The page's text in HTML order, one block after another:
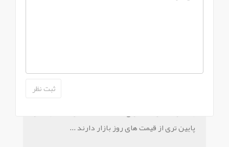
تخفيف ويژه
پایین تری از قیمت های روز بازار دارند ...